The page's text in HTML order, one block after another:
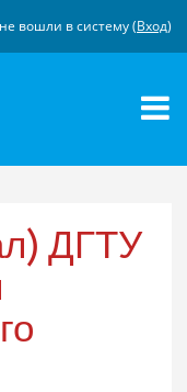
вошли в систему (Вход)
ДГТУ